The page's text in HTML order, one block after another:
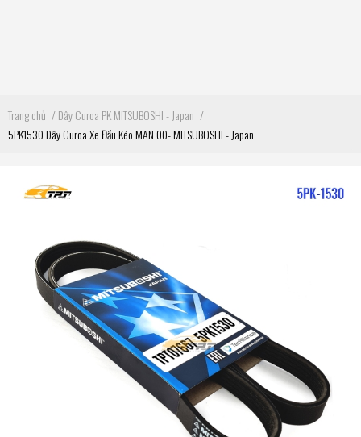
Trang chủ /Dây Curoa PK MITSUBOSHI - Japan /
5PK1530 Dây Curoa Xe Đầu Kéo MAN 00- MITSUBOSHI - Japan